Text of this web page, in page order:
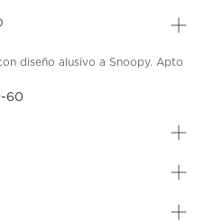
diseño alusivo a Snoopy. Apto
60